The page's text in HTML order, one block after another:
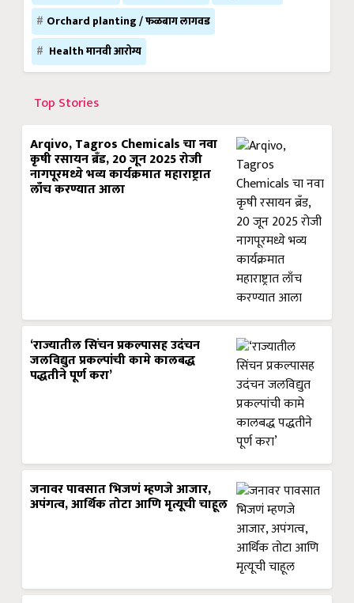
Orchard planting / फळबाग लागवड
Health मानवी आरोग्य
Top Stories
Arqivo, Tagros Chemicals चा नवा
कृषी रसायन ब्रँड, 20 जून 2025 रोजी
नागपूरमध्ये भव्य कार्यक्रमात महाराष्ट्रात
लाँच करण्यात आला
‘राज्यातील सिंचन प्रकल्पासह उदंचन
जलविद्युत प्रकल्पांची कामे कालबद्ध
पद्धतीने पूर्ण करा’
जनावर पावसात भिजणं म्हणजे आजार,
अपंगत्व, आर्थिक तोटा आणि मृत्यूची चाहूल